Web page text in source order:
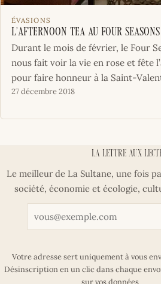
ÉVASIONS
L’Afternoon Tea au Four
Durant le mois de février, le Four
nous fait voir la vie en rose et fête
pour faire honneur à la Saint-
27 décembre 2018
La lettre aux
Le meilleur de La Sultane, une fois
société, économie et écologie,
Votre adresse sert uniquement à vous
Désinscription en un clic dans chaque
sur vos données